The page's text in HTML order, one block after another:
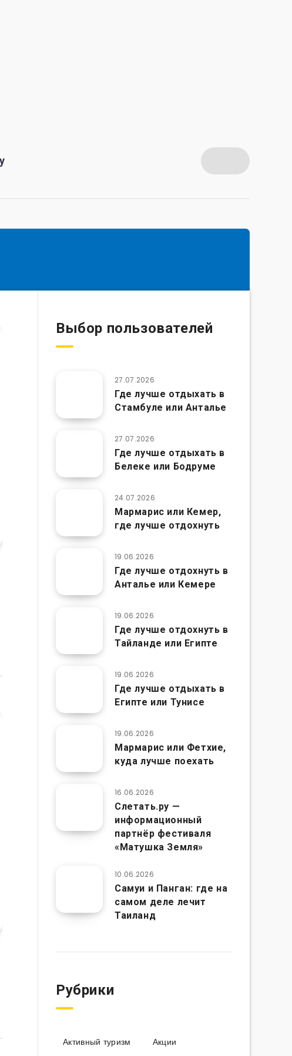
Выбор пользователей
27.07.2026
Где лучше отдыхать в
Стамбуле или Анталье
27.07.2026
Где лучше отдыхать в
Белеке или Бодруме
24.07.2026
Мармарис или Кемер,
где лучше отдохнуть
19.06.2026
Где лучше отдохнуть в
Анталье или Кемере
19.06.2026
Где лучше отдохнуть в
Тайланде или Египте
19.06.2026
Где лучше отдыхать в
Египте или Тунисе
19.06.2026
Мармарис или Фетхие,
куда лучше поехать
16.06.2026
Слетать.ру —
информационный
партнёр фестиваля
«Матушка Земля»
10.06.2026
Самуи и Панган: где на
самом деле лечит
Таиланд
Рубрики
Активный туризм Акции